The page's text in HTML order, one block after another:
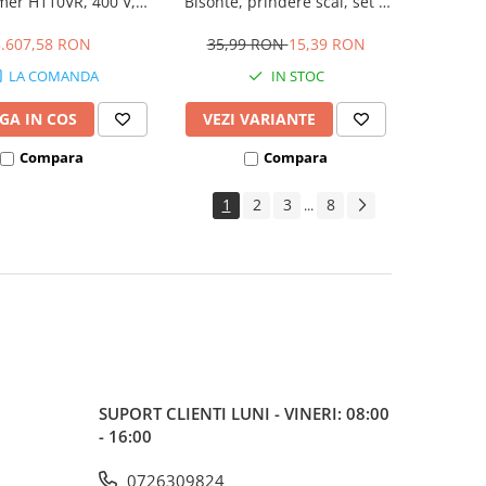
de taiere 0-110
RON
LA COMANDA
IN COS
Compara
35,99 RON15,39 RON
IN STOC
VEZI VARIANTE
Compara
1 2 3 ... 8
SUPORT CLIENTI LUNI - VINERI: 08:00
- 16:00
0726309824